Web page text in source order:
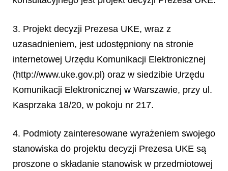
3. Projekt decyzji Prezesa UKE, wraz z
uzasadnieniem, jest udostępniony na stronie
internetowej Urzędu Komunikacji Elektronicznej
(http://www.uke.gov.pl) oraz w siedzibie Urzędu
Komunikacji Elektronicznej w Warszawie, przy ul.
Kasprzaka 18/20, w pokoju nr 217.
4. Podmioty zainteresowane wyrażeniem swojego
stanowiska do projektu decyzji Prezesa UKE są
proszone o składanie stanowisk w przedmiotowej